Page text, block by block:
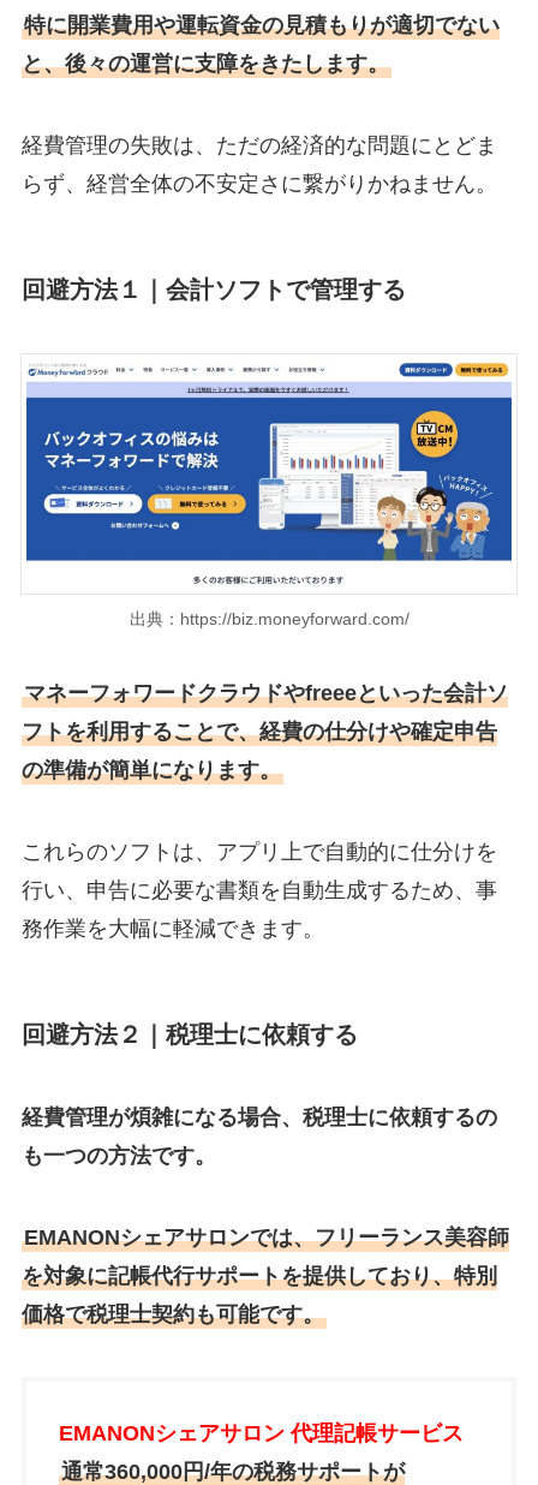
特に開業費用や運転資金の見積もりが適切でない
と、後々の運営に支障をきたします。
経費管理の失敗は、ただの経済的な問題にとどま
らず、経営全体の不安定さに繋がりかねません。
回避方法１｜会計ソフトで管理する
出典： https://biz.moneyforward.com/
マネーフォワードクラウドやfreeeといった会計ソ
フトを利用することで、経費の仕分けや確定申告
の準備が簡単になります。
これらのソフトは、アプリ上で自動的に仕分けを
行い、申告に必要な書類を自動生成するため、事
務作業を大幅に軽減できます。
回避方法２｜税理士に依頼する
経費管理が煩雑になる場合、税理士に依頼するの
も一つの方法です。
EMANONシェアサロンでは、フリーランス美容師
を対象に記帳代行サポートを提供しており、特別
価格で税理士契約も可能です。
EMANONシェアサロン 代理記帳サービス
通常360,000円/年の税務サポートが